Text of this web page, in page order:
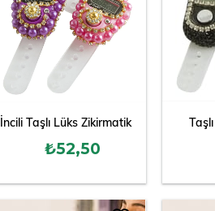
İncili Taşlı Lüks Zikirmatik
₺52,50